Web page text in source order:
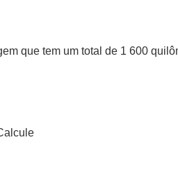
que tem um total de 1 600